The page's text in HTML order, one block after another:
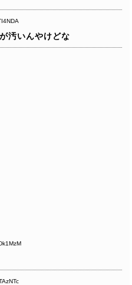
汚いんやけどな